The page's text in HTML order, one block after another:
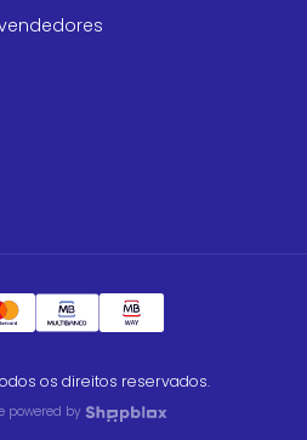
os direitos reservados.
powered by